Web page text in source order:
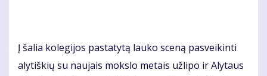
Į ša­lia ko­le­gi­jos pa­sta­ty­tą lau­ko sce­ną pa­svei­kin­ti
aly­tiš­kių su nau­jais moks­lo me­tais už­li­po ir Aly­taus